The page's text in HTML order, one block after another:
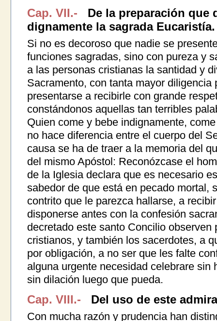
Cap. VII.-
De la preparación que
dignamente la sagrada Eucaristía.
Si no es decoroso que nadie se
funciones sagradas, sino con pureza y
a las personas cristianas la santidad y
Sacramento, con tanta mayor diligencia
presentarse a recibirle con grande
constándonos aquellas tan terribles
Quien come y bebe indignamente,
no hace diferencia entre el cuerpo del
causa se ha de traer a la memoria del
del mismo Apóstol: Reconózcase el
de la Iglesia declara que es necesario
sabedor de que está en pecado mortal,
contrito que le parezca hallarse, a
disponerse antes con la confesión
decretado este santo Concilio observen
cristianos, y también los sacerdotes, a
por obligación, a no ser que les falte
alguna urgente necesidad celebrare sin
sin dilación luego que pueda.
Cap. VIII.- Del uso de este
Con mucha razón y prudencia han